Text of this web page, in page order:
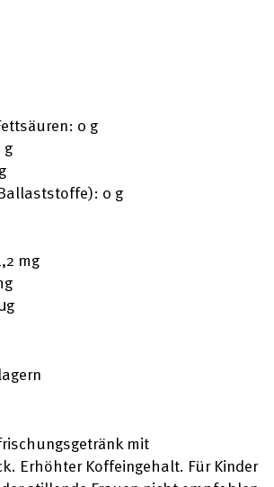
0 g
g
0 g
mg
mit
Erhöhter Koffeingehalt. Für Kinder